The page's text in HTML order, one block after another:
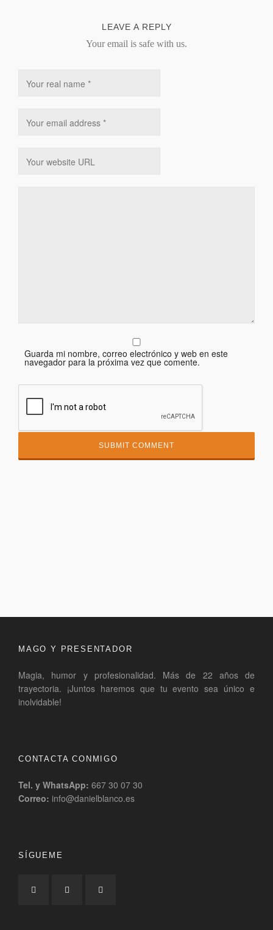
LEAVE A REPLY
Your email is safe with us.
Guarda mi nombre, correo electrónico y web en este
navegador para la próxima vez que comente.
MAGO Y PRESENTADOR
Magia, humor y profesionalidad. Más de 22 años de
trayectoria. ¡Juntos haremos que tu evento sea único e
inolvidable!
CONTACTA CONMIGO
Tel. y WhatsApp: 667 30 07 30
Correo: info@danielblanco.es
SÍGUEME